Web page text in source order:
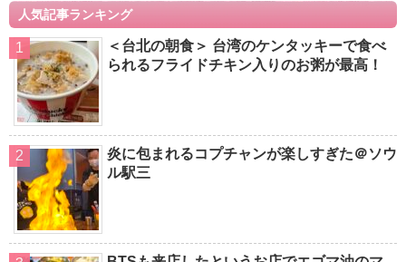
人気記事ランキング
＜台北の朝食＞ 台湾のケンタッキーで食べ
られるフライドチキン入りのお粥が最高！
炎に包まれるコプチャンが楽しすぎた＠ソウ
ル駅三